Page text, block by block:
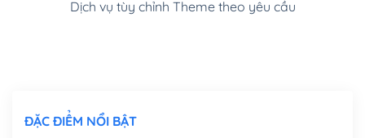
Cài đặt SMTP Mail cho site Wordpress(+100,000₫)
Mua thêm Host + Tên miền
Dịch vụ tùy chỉnh Theme theo yêu cầu
ĐẶC ĐIỂM NỔI BẬT